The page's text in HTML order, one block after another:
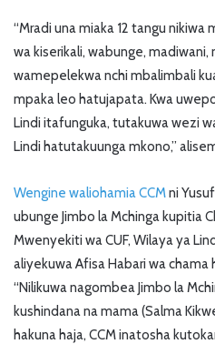
“Mradi una miaka 12 tangu
wa kiserikali, wabunge,
wamepelekwa nchi mbalimbali
mpaka leo hatujapata. Kwa
Lindi itafunguka, tutakuwa wezi
Lindi hatutakuunga mkono,”
Wengine waliohamia CCMni
ubunge Jimbo la Mchinga kupitia
Mwenyekiti wa CUF, Wilaya ya
aliyekuwa Afisa Habari wa chama
“Nilikuwa nagombea Jimbo la
kushindana na mama (Salma
hakuna haja, CCM inatosha